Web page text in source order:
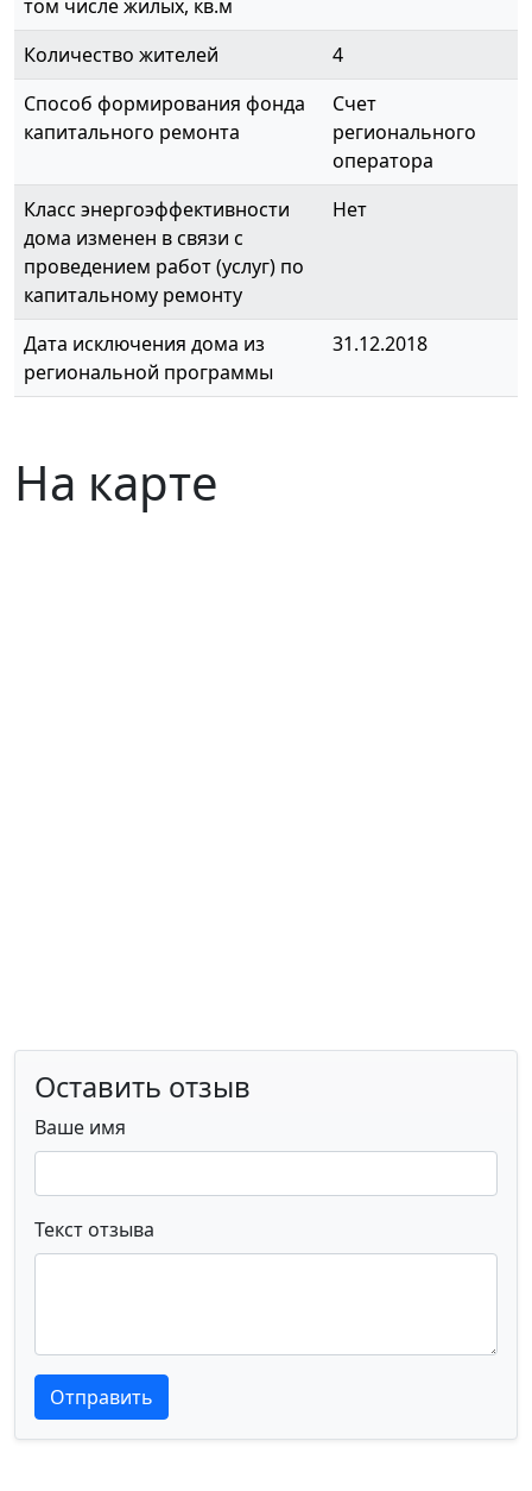
том числе жилых, кв.м
Количество жителей
4
Способ формирования фонда
капитального ремонта
Счет
регионального
оператора
Класс энергоэффективности
дома изменен в связи с
проведением работ (услуг) по
капитальному ремонту
Нет
Дата исключения дома из
региональной программы
31.12.2018
На карте
Оставить отзыв
Ваше имя
Текст отзыва
Текст отзыва
Текст отзыва
Отправить